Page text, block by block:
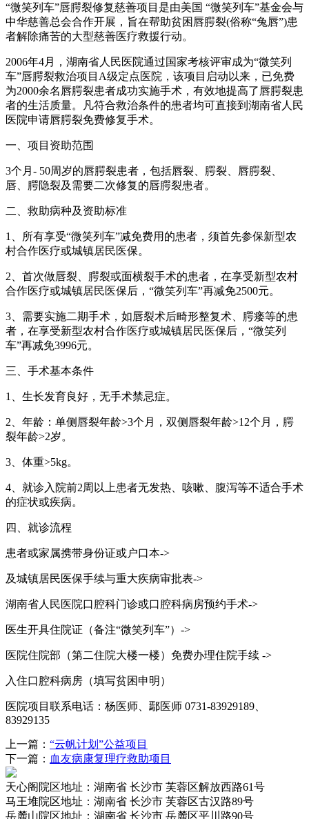
“微笑列车”唇腭裂修复慈善项目是由美国 “微笑列车”基金会与
中华慈善总会合作开展，旨在帮助贫困唇腭裂(俗称“兔唇”)患
者解除痛苦的大型慈善医疗救援行动。
2006年4月，湖南省人民医院通过国家考核评审成为“微笑列
车”唇腭裂救治项目A级定点医院，该项目启动以来，已免费
为2000余名唇腭裂患者成功实施手术，有效地提高了唇腭裂患
者的生活质量。凡符合救治条件的患者均可直接到湖南省人民
医院申请唇腭裂免费修复手术。
一、项目资助范围
3个月- 50周岁的唇腭裂患者，包括唇裂、腭裂、唇腭裂、
唇、腭隐裂及需要二次修复的唇腭裂患者。
二、救助病种及资助标准
1、所有享受“微笑列车”减免费用的患者，须首先参保新型农
村合作医疗或城镇居民医保。
2、首次做唇裂、腭裂或面横裂手术的患者，在享受新型农村
合作医疗或城镇居民医保后，“微笑列车”再减免2500元。
3、需要实施二期手术，如唇裂术后畸形整复术、腭瘘等的患
者，在享受新型农村合作医疗或城镇居民医保后，“微笑列
车”再减免3996元。
三、手术基本条件
1、生长发育良好，无手术禁忌症。
2、年龄：单侧唇裂年龄>3个月，双侧唇裂年龄>12个月，腭
裂年龄>2岁。
3、体重>5kg。
4、就诊入院前2周以上患者无发热、咳嗽、腹泻等不适合手术
的症状或疾病。
四、就诊流程
患者或家属携带身份证或户口本->
及城镇居民医保手续与重大疾病审批表->
湖南省人民医院口腔科门诊或口腔科病房预约手术->
医生开具住院证（备注“微笑列车”） ->
医院住院部（第二住院大楼一楼）免费办理住院手续 ->
入住口腔科病房（填写贫困申明）
医院项目联系电话：杨医师、鄢医师 0731-83929189、
83929135
上一篇： “云帆计划”公益项目
下一篇： 血友病康复理疗救助项目
天心阁院区地址：湖南省 长沙市 芙蓉区解放西路61号
马王堆院区地址：湖南省 长沙市 芙蓉区古汉路89号
岳麓山院区地址：湖南省 长沙市 岳麓区平川路90号